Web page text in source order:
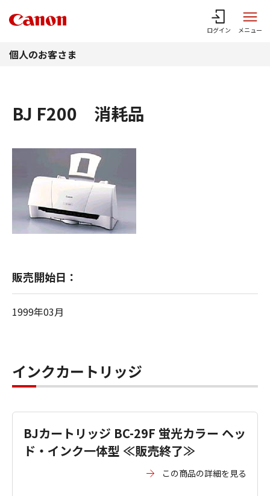
ログイン メニュー
個人のお客さま
BJ F200 消耗品
販売開始日：
1999年03月
インクカートリッジ
BJカートリッジ BC-29F 蛍光カラー ヘッ
ド・インク一体型 ≪販売終了≫
この商品の詳細を見る